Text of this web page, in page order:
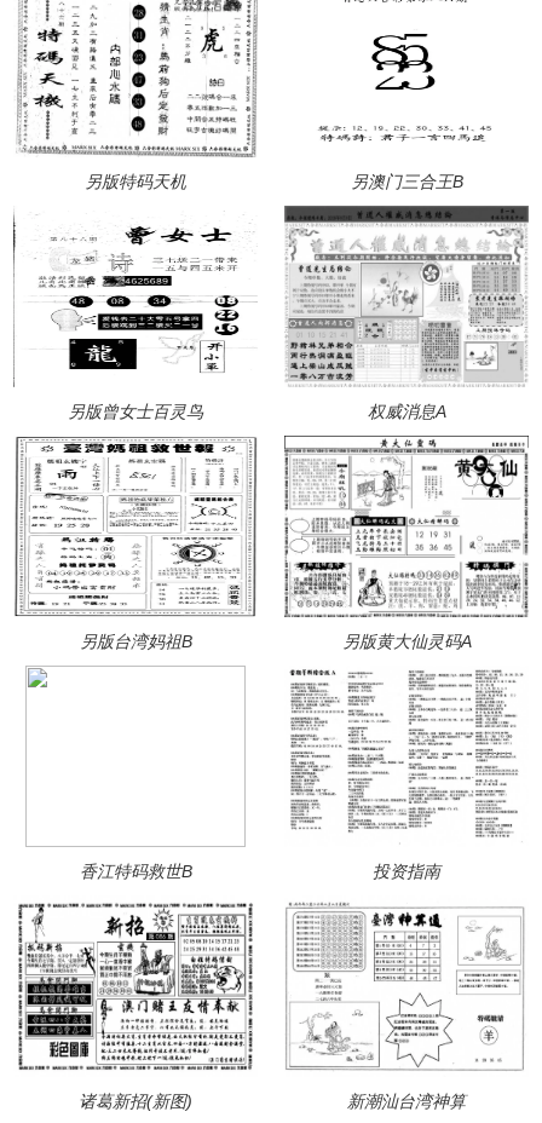
另版特码天机 另澳门三合王B
另版曾女士百灵鸟 权威消息A
另版台湾妈祖B 另版黄大仙灵码A
香江特码救世B 投资指南
诸葛新招(新图) 新潮汕台湾神算